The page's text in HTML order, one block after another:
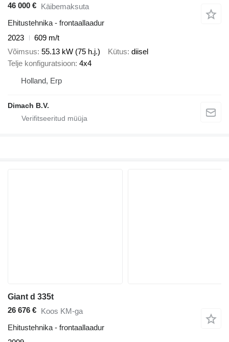
46 000 € Käibemaksuta
Ehitustehnika - frontaallaadur
2023
609 m/t
Võimsus 55.13 kW (75 h.j.) Kütus diisel
Telje konfiguratsioon 4x4
Holland, Erp
Dimach B.V.
Giant d 335t
26 676 € Koos KM-ga
Ehitustehnika - frontaallaadur